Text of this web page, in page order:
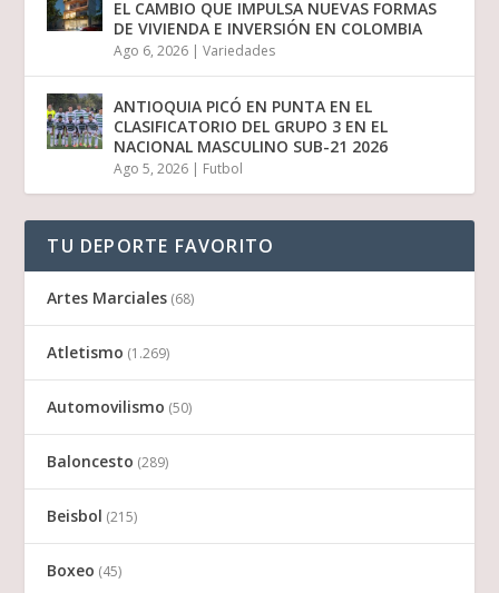
EL CAMBIO QUE IMPULSA NUEVAS FORMAS
DE VIVIENDA E INVERSIÓN EN COLOMBIA
Ago 6, 2026 |Variedades
ANTIOQUIA PICÓ EN PUNTA EN EL
CLASIFICATORIO DEL GRUPO 3 EN EL
NACIONAL MASCULINO SUB-21 2026
Ago 5, 2026 | Futbol
TU DEPORTE FAVORITO
Artes Marciales (68)
Atletismo (1.269)
Automovilismo (50)
Baloncesto (289)
Beisbol (215)
Boxeo (45)